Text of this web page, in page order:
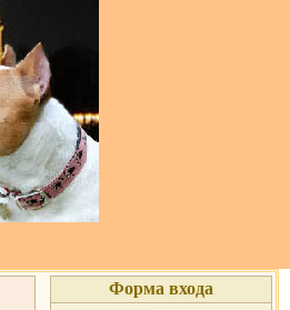
Форма входа